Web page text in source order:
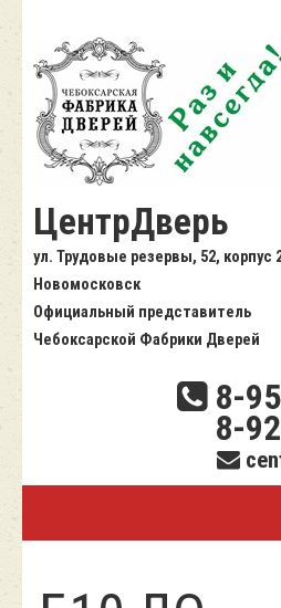
ЦентрДверь
ул. Трудовые резервы, 52, корпус
Новомосковск
Официальный представитель
Чебоксарской Фабрики Дверей
8-
8-